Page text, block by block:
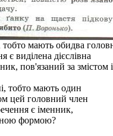
тобто мають обидва
виділена дієслівна
пов'язаний за змістом
тобто мають один
цей головний член
є іменник,
формою?